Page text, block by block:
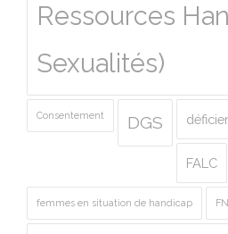
Ressources
Sexualités)
Consentement DGS
FALC
femmes en situation de handicap